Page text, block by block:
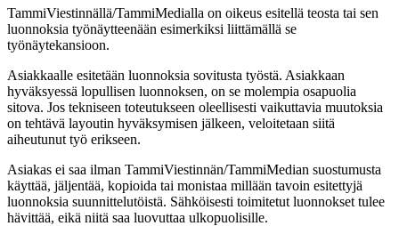
TammiViestinnällä/TammiMedialla on oikeus esitellä teosta tai sen
luonnoksia työnäytteenään esimerkiksi liittämällä se
työnäytekansioon.
Asiakkaalle esitetään luonnoksia sovitusta työstä. Asiakkaan
hyväksyessä lopullisen luonnoksen, on se molempia osapuolia
sitova. Jos tekniseen toteutukseen oleellisesti vaikuttavia muutoksia
on tehtävä layoutin hyväksymisen jälkeen, veloitetaan siitä
aiheutunut työ erikseen.
Asiakas ei saa ilman TammiViestinnän/TammiMedian suostumusta
käyttää, jäljentää, kopioida tai monistaa millään tavoin esitettyjä
luonnoksia suunnittelutöistä. Sähköisesti toimitetut luonnokset tulee
hävittää, eikä niitä saa luovuttaa ulkopuolisille.